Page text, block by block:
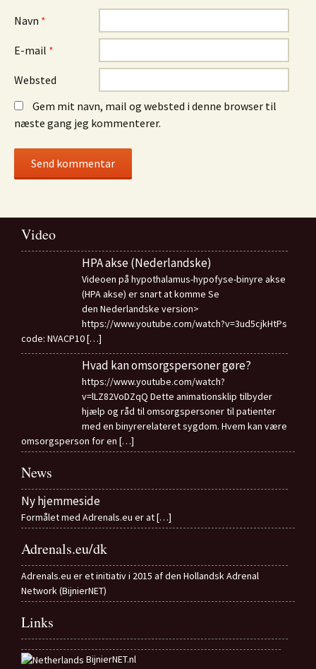
Navn *
E-mail *
Websted
Gem mit navn, mail og websted i denne browser til
næste gang jeg kommenterer.
Video
HPA akse (Nederlandske)
Videoen på hypothalamus-hypofyse-binyre akse
(HPA akse) er snart at komme Se
den Nederlandske version>
https://www.youtube.com/watch?v=3ud5cjkHtPs
code: NVACP10[…]
Hvad kan omsorgspersoner gøre?
https://www.youtube.com/watch?
v=lLZ82VoDZqQ Dette animationsklip tilbyder
hjælp og råd til omsorgspersoner til patienter
med en binyrerelateret sygdom. Hvem kan være
omsorgsperson for en […]
News
Ny hjemmeside
Formålet med Adrenals.eu er at[…]
Adrenals.eu/dk
Adrenals.eu er et initiativ i 2015 af den Hollandsk Adrenal
Network (BijnierNET)
Links
BijnierNET.nl